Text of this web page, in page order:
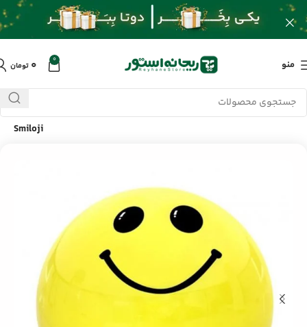
منو 0 ۰ تومان
خانه/محصولات/لوازم جانبی موبایل/اسپیکر قابل حمل پرومیت
Smiloji